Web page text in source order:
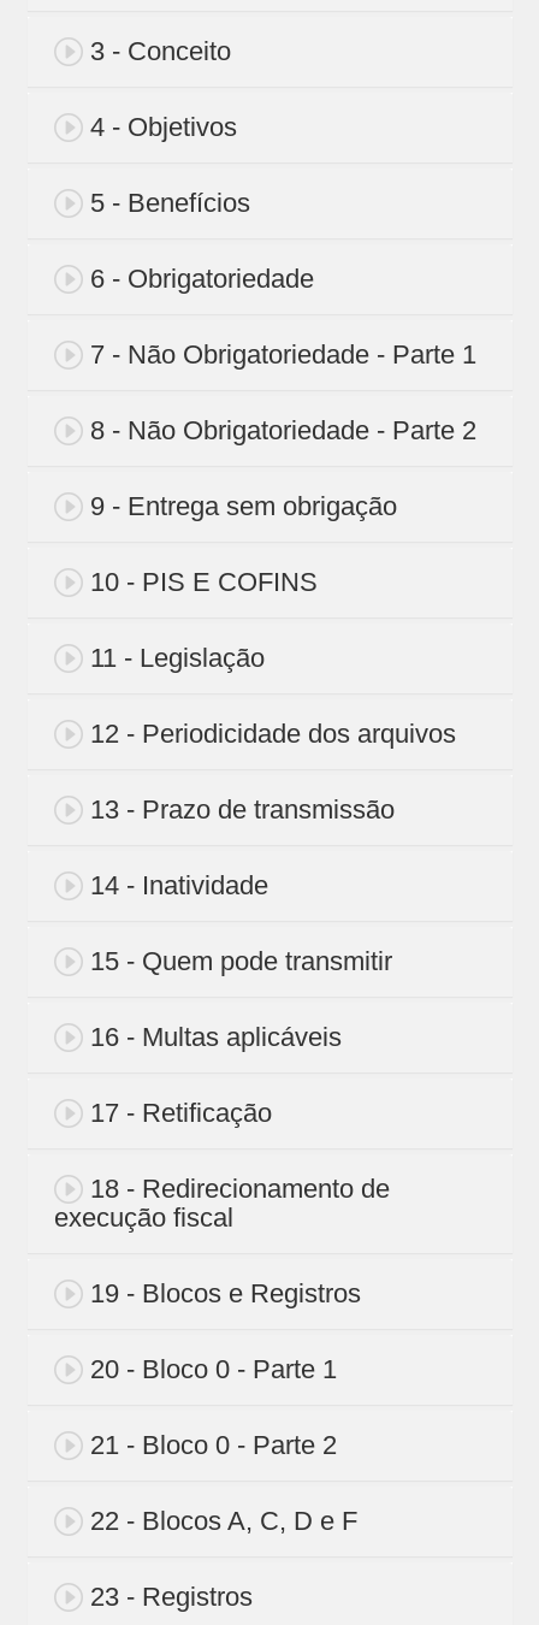
3 - Conceito
4 - Objetivos
5 - Benefícios
6 - Obrigatoriedade
7 - Não Obrigatoriedade - Parte 1
8 - Não Obrigatoriedade - Parte 2
9 - Entrega sem obrigação
10 - PIS E COFINS
11 - Legislação
12 - Periodicidade dos arquivos
13 - Prazo de transmissão
14 - Inatividade
15 - Quem pode transmitir
16 - Multas aplicáveis
17 - Retificação
18 - Redirecionamento de
execução fiscal
19 - Blocos e Registros
20 - Bloco 0 - Parte 1
21 - Bloco 0 - Parte 2
22 - Blocos A, C, D e F
23 - Registros